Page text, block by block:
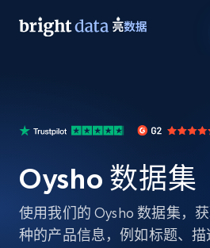
Oysho 数据集
使用我们的 Oysho 数据集，
种的产品信息，例如标题、